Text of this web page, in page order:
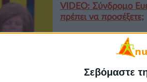
Σεβόμαστε
VIDEO: Σύνδρομο
πρέπει να προσέξετε;